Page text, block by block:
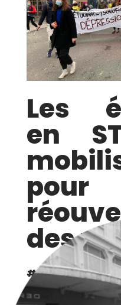
Les
en
des
#PérilEtudiant